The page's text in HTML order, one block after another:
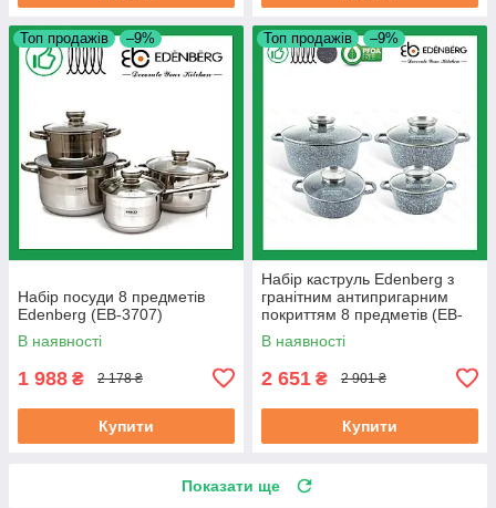
Топ продажів –9%
Набір посуди 8 предметів
Edenberg (EB-3707)
В наявності
1 988 ₴ 2 178 ₴
Купити
Топ продажів –9%
Набір каструль Edenberg з
гранітним антипригарним
покриттям 8 предметів (EB-
8035)
В наявності
2 651 ₴ 2 901 ₴
Купити
Показати ще